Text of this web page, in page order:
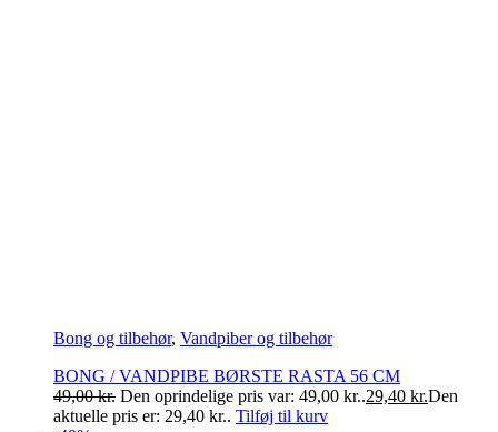
Bong og tilbehør, Vandpiber og tilbehør
BONG / VANDPIBE BØRSTE RASTA 56 CM
49,00kr. Den oprindelige pris var: 49,00 kr..29,40 kr.Den
aktuelle pris er: 29,40 kr.. Tilføj til kurv